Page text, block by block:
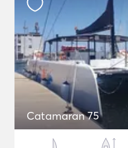
Catamaran 75